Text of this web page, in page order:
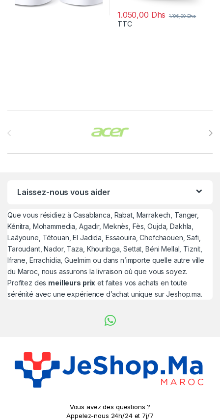
1.050,00 Dhs 1.196,00Dhs
TTC
Laissez-nous vous aider
Que vous résidiez à Casablanca, Rabat, Marrakech, Tanger,
Kénitra, Mohammedia, Agadir, Meknès, Fès, Oujda, Dakhla,
Laâyoune, Tétouan, El Jadida, Essaouira, Chefchaouen, Safi,
Taroudant, Nador, Taza, Khouribga, Settat, Béni Mellal, Tiznit,
Ifrane, Errachidia, Guelmim ou dans n’importe quelle autre ville
du Maroc, nous assurons la livraison où que vous soyez.
Profitez des meilleurs prix et faites vos achats en toute
sérénité avec une expérience d’achat unique sur Jeshop.ma.
Vous avez des questions ?
Appelez-nous 24h/24 et 7j/7